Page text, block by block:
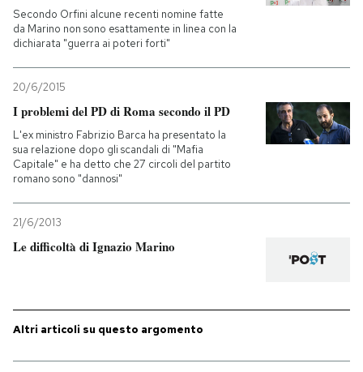
I MIEI PREFERITI
CALENDARIO
AREA PERSONALE
Entra
Secondo Orfini alcune recenti nomine fatte
da Marino non sono esattamente in linea con la
dichiarata "guerra ai poteri forti"
20/6/2015
I problemi del PD di Roma secondo il PD
L'ex ministro Fabrizio Barca ha presentato la
sua relazione dopo gli scandali di "Mafia
Capitale" e ha detto che 27 circoli del partito
romano sono "dannosi"
21/6/2013
Le difficoltà di Ignazio Marino
Altri articoli su questo argomento